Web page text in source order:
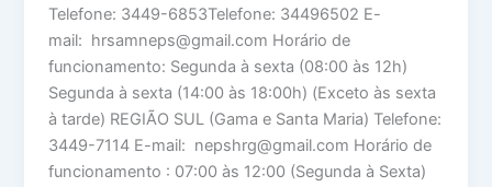
Telefone: 3449-6853Telefone: 34496502 E-
mail: hrsamneps@gmail.com Horário de
funcionamento: Segunda à sexta (08:00 às 12h)
Segunda à sexta (14:00 às 18:00h) (Exceto às sexta
à tarde) REGIÃO SUL (Gama e Santa Maria) Telefone:
3449-7114 E-mail: nepshrg@gmail.com Horário de
funcionamento : 07:00 às 12:00 (Segunda à Sexta)